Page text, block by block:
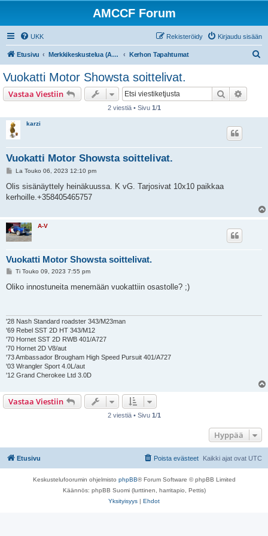
AMCCF Forum
UKK Kirjaudu sisään
Rekisteröidy
Etusivu Merkkikeskustelua (AMC/Rambler/Nash/Hudson/Jeep) Kerhon Tapahtumat
Vuokatti Motor Showsta soittelivat.
Vastaa Viestiin Etsi
2 viestiä • Sivu 1/1
karzi
Vuokatti Motor Showsta soittelivat.
V
e
t
La Touko 06, 2023 12:10 pm
Olis sisänäyttely heinäkuussa. K vG. Tarjosivat 10x10 paikkaa
kerhoille.+358405465757
A-V
Vuokatti Motor Showsta soittelivat.
V
e
Ti Touko 09, 2023 7:55 pm
Oliko innostuneita menemään vuokattiin osastolle? ;)
'28 Nash Standard roadster 343/M23man
'69 Rebel SST 2D HT 343/M12
'70 Hornet SST 2D RWB 401/A727
'70 Hornet 2D V8/aut
'73 Ambassador Brougham High Speed Pursuit 401/A727
'03 Wrangler Sport 4.0L/aut
'12 Grand Cherokee Ltd 3.0D
Vastaa Viestiin
2 viestiä • Sivu 1 /1
Hyppää
Etusivu Kaikki ajat ovat UTC
Poista evästeet
Keskustelufoorumin ohjelmisto phpBB® Forum Software © phpBB Limited
Käännös: phpBB Suomi (lurttinen, harritapio, Pettis)
Yksityisyys | Ehdot